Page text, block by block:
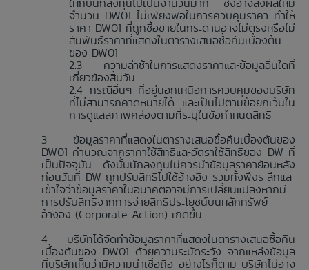
จำนวน DW01 ไม่เพียงพอในการควบคุมราคา ทำให้
ราคา DW01 ที่ถูกซื้อขายในกระดานอาจไม่ตรงหรือไม่
สัมพันธ์ราคาที่แสดงในตารางเสนอซื้อคืนเบื้องต้น
ของ DW01
ความล่าช้าในการแสดงราคาและข้อมูลอื่นใดที่
เกี่ยวข้องสิ้นวัน
กรณีอื่นๆ ที่อยู่นอกเหนือการควบคุมของบริษัท
ที่ไม่สามารถคาดหมายได้ และเป็นไปตามข้อยกเว้นใน
การดูแลสภาพคล่องตามที่ระบุในข้อกำหนดสิทธิ
ข้อมูลราคาที่แสดงในตารางเสนอซื้อคืนเบื้องต้นของ
DW01 คำนวณจากราคาใช้สิทธิและอัตราใช้สิทธิของ DW ที่
เป็นปัจจุบัน ดังนั้นนักลงทุนไม่ควรนำข้อมูลราคาย้อนหลัง
ก่อนวันที่ DW ถูกปรับสิทธิไปใช้อ้างอิง รวมทั้งพึงระลึกและ
เข้าใจว่าข้อมูลราคาในอนาคตอาจมีการเปลี่ยนแปลงหากมี
การปรับสิทธิจากการจ่ายสิทธิประโยชน์บนหลักทรัพย์
อ้างอิง (Corporate Action) เกิดขึ้น
บริษัทได้จัดทำข้อมูลราคาที่แสดงในตารางเสนอซื้อคืน
เบื้องต้นของ DW01 ด้วยความระมัดระวัง จากแหล่งข้อมูล
ที่บริษัทเห็นว่ามีความน่าเชื่อถือ อย่างไรก็ตาม บริษัทไม่อาจ